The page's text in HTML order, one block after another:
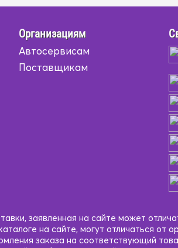
Организациям
Автосервисам
Поставщикам
заявленная на сайте может
на сайте, могут отличаться от
заказа на соответствующий